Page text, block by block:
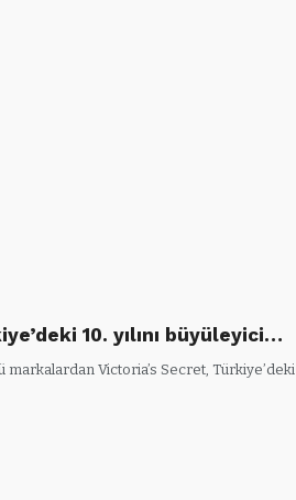
10. yılını büyüleyici…
Victoria’s Secret, Türkiye’deki